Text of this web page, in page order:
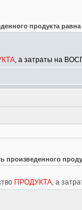
продукта
, а затраты на
произведенного
ПРОДУКТА, а